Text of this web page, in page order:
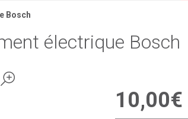
Bosch
électrique Bosch
10,00€